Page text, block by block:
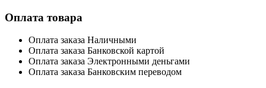
Оплата товара
Оплата заказа Наличными
Оплата заказа Банковской картой
Оплата заказа Электронными деньгами
Оплата заказа Банковским переводом